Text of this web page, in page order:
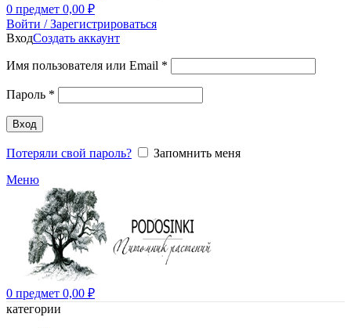
0 предмет 0,00 ₽
Войти / Зарегистрироваться
ВходСоздать аккаунт
Имя пользователя или Email *
Пароль *
Вход
Потеряли свой пароль?
Запомнить меня
Меню
0 предмет 0,00 ₽
категории